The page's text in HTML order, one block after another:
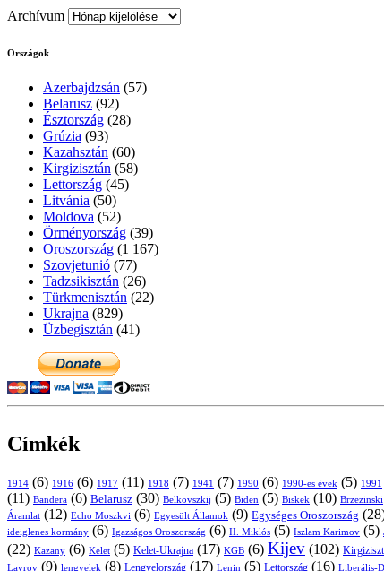
Archívum
Országok
Azerbajdzsán (57)
Belarusz (92)
Észtország (28)
Grúzia (93)
Kazahsztán (60)
Kirgizisztán (58)
Lettország (45)
Litvánia (50)
Moldova (52)
Örményország (39)
Oroszország (1 167)
Szovjetunió (77)
Tadzsikisztán (26)
Türkmenisztán (22)
Ukrajna (829)
Üzbegisztán (41)
Címkék
1914 (6) 1916 (6) 1917 (11) 1918 (7) 1941 (7) 1990 (6) 1990-es évek (5) 1991
(11) Bandera (6) Belarusz (30) Belkovszkij (5) Biden (5) Biskek (10) Brzezinski
Áramlat (12) Echo Moszkvi (6) Egyesült Államok (9) Egységes Oroszország
ideiglenes kormány (6) Igazságos Oroszország (6) II. Miklós (5) Iszlam Karimov (5)
(22) Kazany (6) Kelet (5) Kelet-Ukrajna (17) KGB (6) Kijev (102)
Lavrov (9) lengyelek (8) Lengyelország (17) Lenin (5) Lettország (16) Liberális-